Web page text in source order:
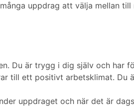
uppdrag att välja mellan
Du är trygg i dig själv och har
till ett positivt arbetsklimat. Du
uppdraget och när det är